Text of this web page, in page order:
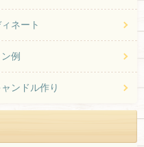
ネート
例
ンドル作り